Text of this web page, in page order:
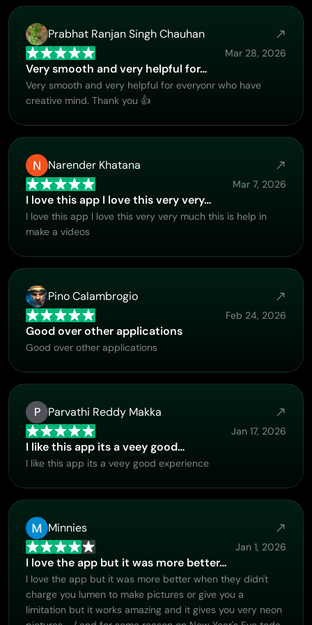
Prabhat Ranjan Singh Chauhan
Mar 28, 2026
Very smooth and very helpful for…
Very smooth and very helpful for everyonr who have
creative mind. Thank you 👍
Narender Khatana
Mar 7, 2026
I love this app I love this very very…
I love this app I love this very very much this is help in
make a videos
Pino Calambrogio
Feb 24, 2026
Good over other applications
Good over other applications
P Parvathi Reddy Makka
Jan 17, 2026
I like this app its a veey good…
I like this app its a veey good experience
Minnies
Jan 1, 2026
I love the app but it was more better…
I love the app but it was more better when they didn't
charge you lumen to make pictures or give you a
limitation but it works amazing and it gives you very neon